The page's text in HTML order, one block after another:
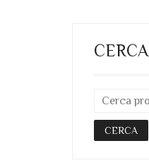
CERCA
CERCA